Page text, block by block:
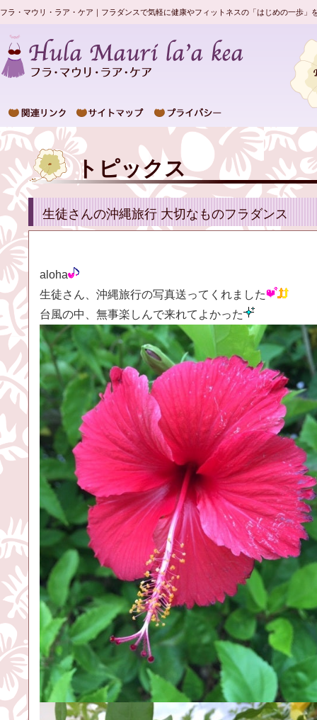
フラ・マウリ・ラア・ケア｜フラダンスで気軽に健康やフィットネスの「はじめの一歩
トピックス
生徒さんの沖縄旅行 大切なものフラダンス
aloha
生徒さん、沖縄旅行の写真送ってくれました
台風の中、無事楽しんで来れてよかった